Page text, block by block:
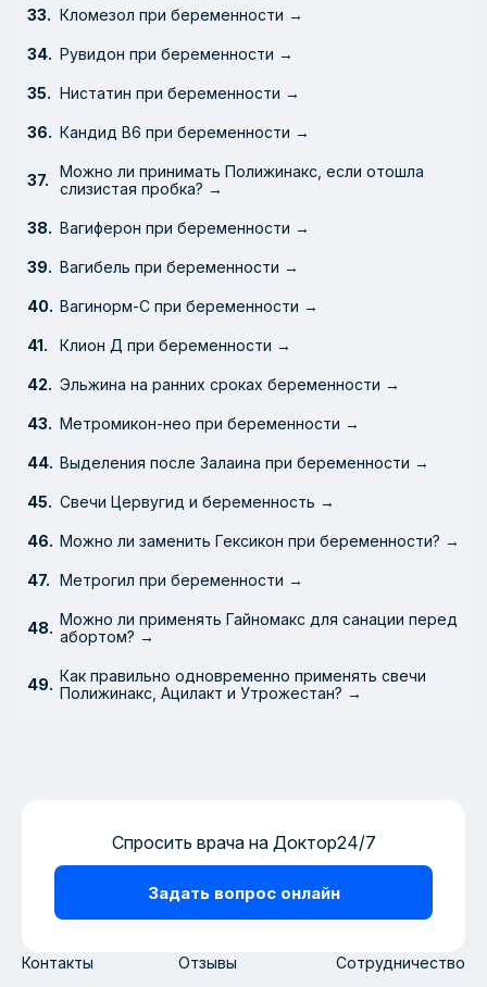
Кломезол при беременности →
Рувидон при беременности →
Нистатин при беременности →
Кандид В6 при беременности →
Можно ли принимать Полижинакс, если отошла
слизистая пробка? →
Вагиферон при беременности →
Вагибель при беременности →
Вагинорм-С при беременности →
Клион Д при беременности →
Эльжина на ранних сроках беременности →
Метромикон-нео при беременности →
Выделения после Залаина при беременности →
Свечи Цервугид и беременность →
Можно ли заменить Гексикон при беременности? →
Метрогил при беременности →
Можно ли применять Гайномакс для санации перед
абортом? →
Как правильно одновременно применять свечи
Полижинакс, Ацилакт и Утрожестан? →
Контакты Отзывы Сотрудничество
Спросить врача на Доктор24/7
Задать вопрос онлайн